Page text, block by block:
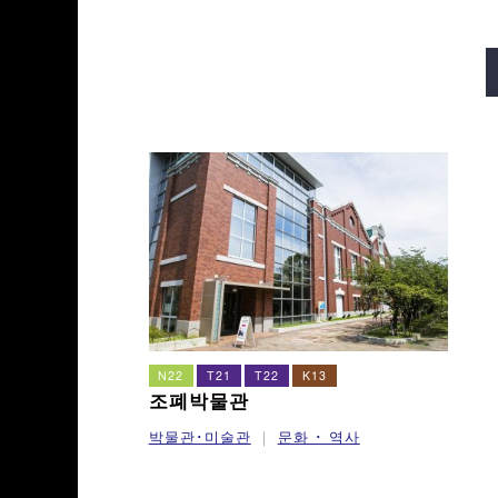
나가호리쓰루
N22 T21 T22 K13
조폐박물관
박물관･미술관 문화 ･ 역사